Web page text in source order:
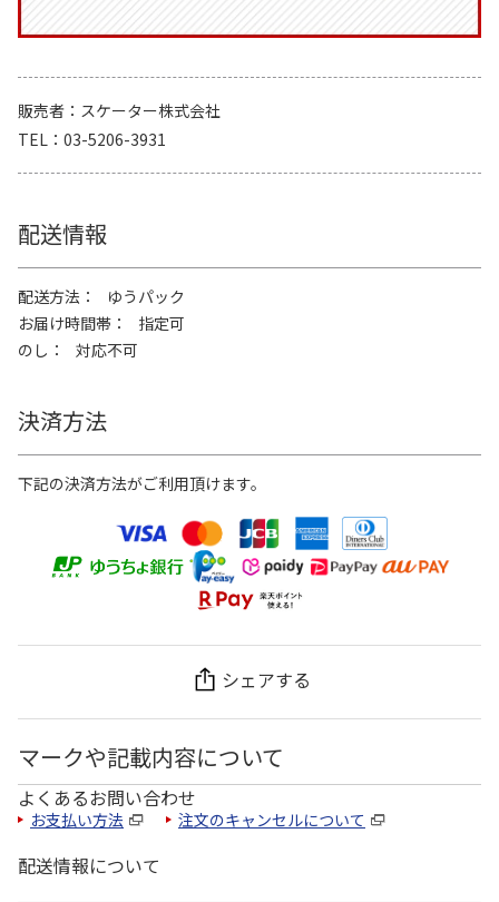
販売者
スケーター株式会社
TEL
03-5206-3931
配送情報
配送方法
ゆうパック
お届け時間帯
指定可
のし
対応不可
決済方法
下記の決済方法がご利用頂けます。
シェアする
マークや記載内容について
よくあるお問い合わせ
お支払い方法 注文のキャンセルについて
配送情報について